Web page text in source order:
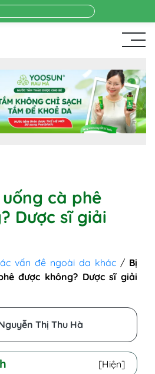
cà phê
Dược sĩ giải
vấn đề ngoài da khác / Bị
được không? Dược sĩ giải
Thị Thu Hà
[Hiện]